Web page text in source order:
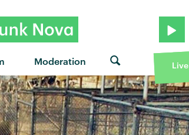
Moderation Live